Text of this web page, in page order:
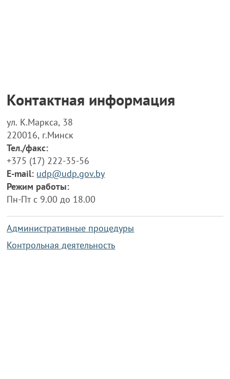
Контактная информация
ул. К.Маркса, 38
220016, г.Минск
Тел./факс:
+375 (17) 222-35-56
E-mail: udp@udp.gov.by
Режим работы:
Пн-Пт с 9.00 до 18.00
Административные процедуры
Контрольная деятельность